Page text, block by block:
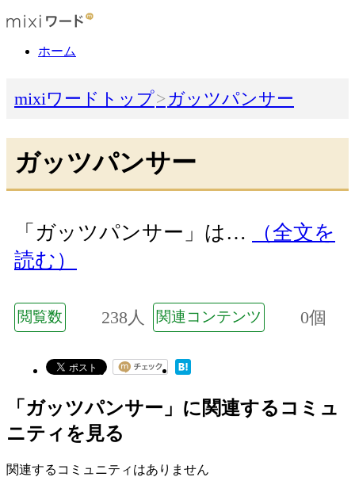
ホーム
mixiワードトップ ガッツパンサー
ガッツパンサー
「ガッツパンサー」は…
（全文を
読む）
閲覧数 238人 関連コンテンツ 0個
「ガッツパンサー」に関連するコミュ
ニティを見る
関連するコミュニティはありません